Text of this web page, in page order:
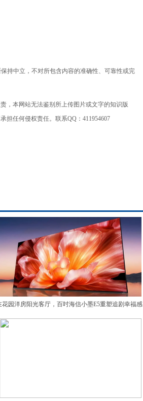
持中立，不对所包含内容的准确性、可靠性或完
，本网站无法鉴别所上传图片或文字的知识版
担任何侵权责任。联系QQ：411954607
花园洋房阳光客厅，百吋海信小墨E5重塑追剧幸福感